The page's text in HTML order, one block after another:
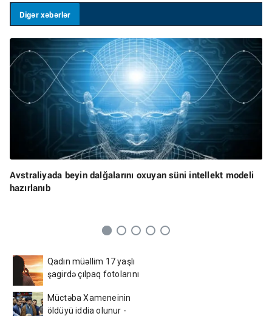
Digər xəbərlər
Avstraliyada beyin dalğalarını oxuyan süni intellekt modeli
hazırlanıb
Qadın müəllim 17 yaşlı
şagirdə çılpaq fotolarını
Müctəba Xameneinin
öldüyü iddia olunur -